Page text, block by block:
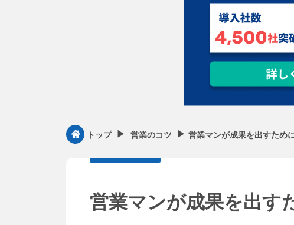
トップ ▶︎ 営業のコツ ▶︎ 営業マンが成果を出すため
営業マンが成果を出す